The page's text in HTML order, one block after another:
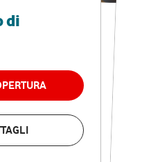
di
CLUB
LA COPERTURA